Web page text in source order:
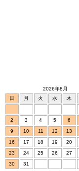
2026年8月
日
月 火 水 木
2
3 4 5 6
9
10 11 12 13
16
17 18 19 20
23
24 25 26 27
30
31